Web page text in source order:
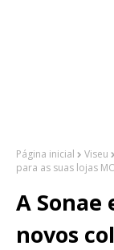
Página inicial Viseu
para as suas lojas
A
novos